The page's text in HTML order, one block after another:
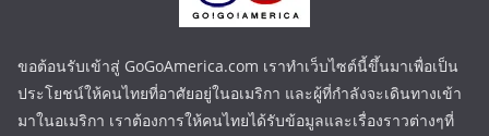
ขอต้อนรับเข้าสู่ GoGoAmerica.com เราทำเว็บไซต์นี้ขึ้นมาเพื่อเป็น
ประโยชน์ให้คนไทยที่อาศัยอยู่ในอเมริกา และผู้ที่กำลังจะเดินทางเข้า
มาในอเมริกา เราต้องการให้คนไทยได้รับข้อมูลและเรื่องราวต่างๆที่